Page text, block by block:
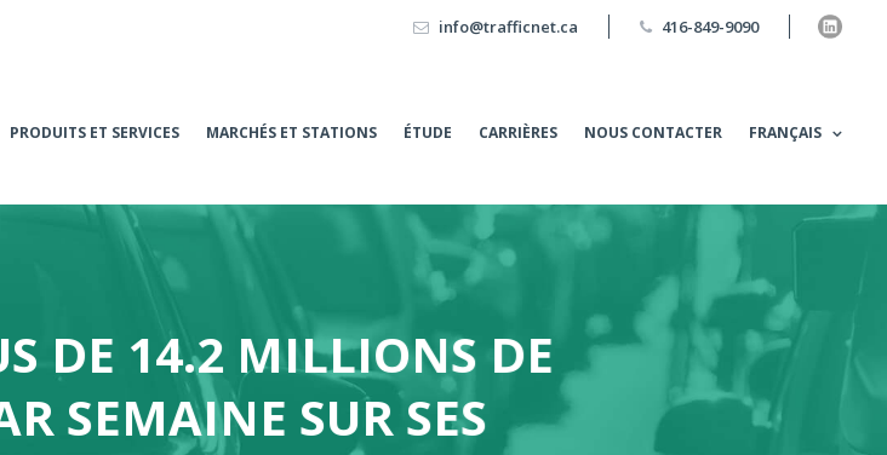
info@trafficnet.ca 416-849-9090
PRODUITS ET SERVICES MARCHÉS ET STATIONS ÉTUDE CARRIÈRES NOUS CONTACTER FRANÇAIS
DE 14.2 MILLIONS DE
SEMAINE SUR SES